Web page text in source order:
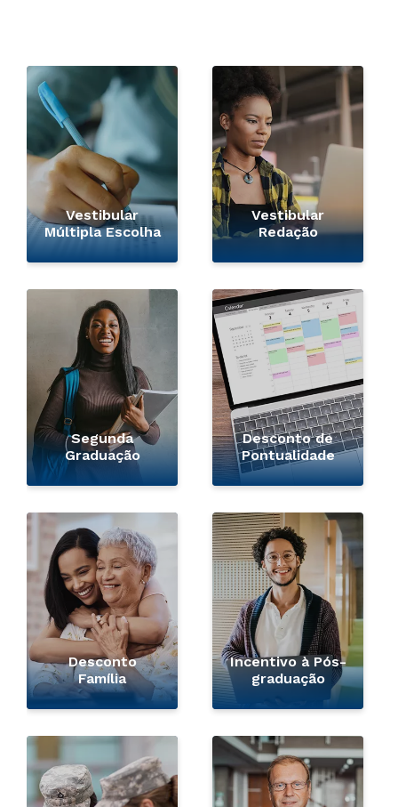
Vestibular
Múltipla Escolha
Vestibular
Redação
Segunda
Graduação
Desconto de
Pontualidade
Desconto
Família
Incentivo à Pós-
graduação